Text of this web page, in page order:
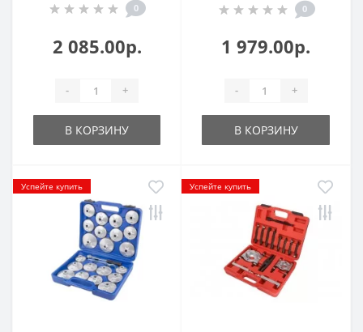
0
2 085.00р.
- +
В КОРЗИНУ
0
1 979.00р.
- +
В КОРЗИНУ
Успейте купить Успейте купить